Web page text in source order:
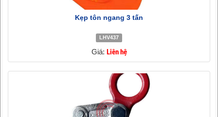
Kẹp tôn ngang 3 tấn
LHV437
Giá: Liên hệ